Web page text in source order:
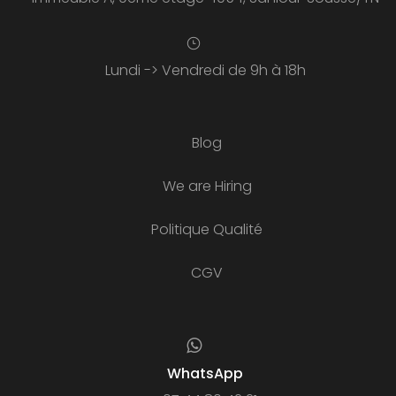
Lundi -> Vendredi de 9h à 18h
Blog
We are Hiring
Politique Qualité
CGV
WhatsApp